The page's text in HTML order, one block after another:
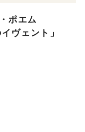
ポエム
ヴェント」